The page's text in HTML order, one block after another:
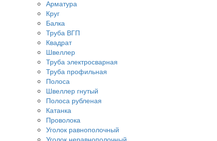
Арматура
Круг
Балка
Труба ВГП
Квадрат
Швеллер
Труба электросварная
Труба профильная
Полоса
Швеллер гнутый
Полоса рубленая
Катанка
Проволока
Уголок равнополочный
Уголок неравнополочный